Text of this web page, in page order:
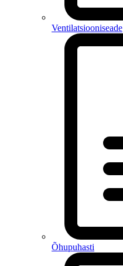
Ventilatsiooniseade
Õhupuhasti